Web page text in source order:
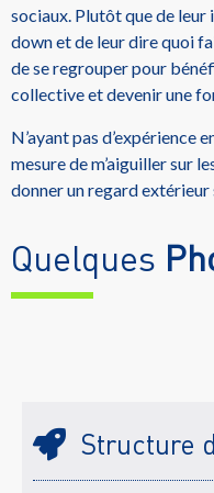
sociaux. Plutôt que de
down et de leur dire quoi
de se regrouper pour
collective et devenir une
N’ayant pas d’expérience
mesure de m’aiguiller sur
donner un regard
Quelques
Structure